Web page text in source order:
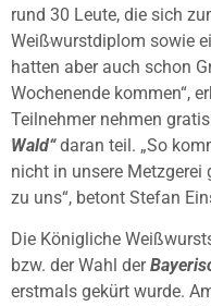
rund 30 Leute, die sich
Weißwurstdiplom sowie
hatten aber auch schon
Wochenende kommen“,
Teilnehmer nehmen
Wald“daran teil. „So
nicht in unsere Metzgerei
zu uns“, betont Stefan
Die Königliche
bzw. der Wahl der
erstmals gekürt wurde.